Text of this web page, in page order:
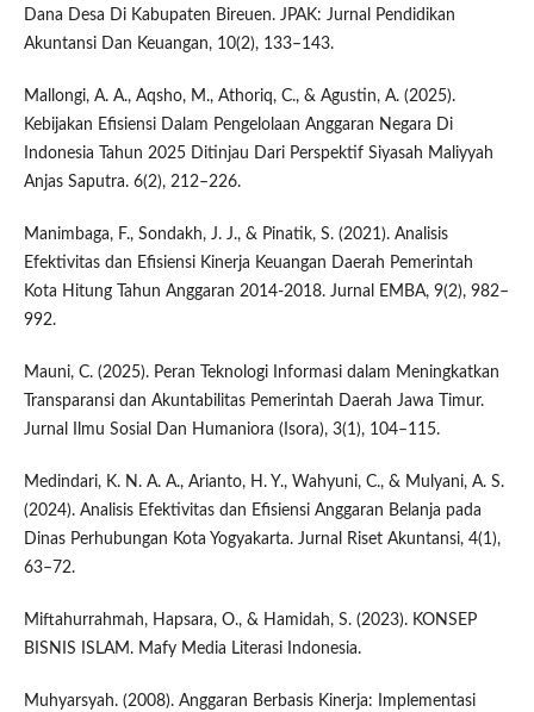
Dana Desa Di Kabupaten Bireuen. JPAK: Jurnal Pendidikan
Akuntansi Dan Keuangan, 10(2), 133–143.
Mallongi, A. A., Aqsho, M., Athoriq, C., & Agustin, A. (2025).
Kebijakan Efisiensi Dalam Pengelolaan Anggaran Negara Di
Indonesia Tahun 2025 Ditinjau Dari Perspektif Siyasah Maliyyah
Anjas Saputra. 6(2), 212–226.
Manimbaga, F., Sondakh, J. J., & Pinatik, S. (2021). Analisis
Efektivitas dan Efisiensi Kinerja Keuangan Daerah Pemerintah
Kota Hitung Tahun Anggaran 2014-2018. Jurnal EMBA, 9(2), 982–
992.
Mauni, C. (2025). Peran Teknologi Informasi dalam Meningkatkan
Transparansi dan Akuntabilitas Pemerintah Daerah Jawa Timur.
Jurnal Ilmu Sosial Dan Humaniora (Isora), 3(1), 104–115.
Medindari, K. N. A. A., Arianto, H. Y., Wahyuni, C., & Mulyani, A. S.
(2024). Analisis Efektivitas dan Efisiensi Anggaran Belanja pada
Dinas Perhubungan Kota Yogyakarta. Jurnal Riset Akuntansi, 4(1),
63–72.
Miftahurrahmah, Hapsara, O., & Hamidah, S. (2023). KONSEP
BISNIS ISLAM. Mafy Media Literasi Indonesia.
Muhyarsyah. (2008). Anggaran Berbasis Kinerja: Implementasi